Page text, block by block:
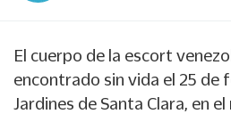
El cuerpo de la escort
encontrado sin vida el 25 de
Jardines de Santa Clara, en